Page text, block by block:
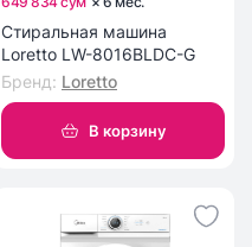
Стиральная машина
Loretto LW-8016BLDC-G
Бренд: Loretto
В корзину